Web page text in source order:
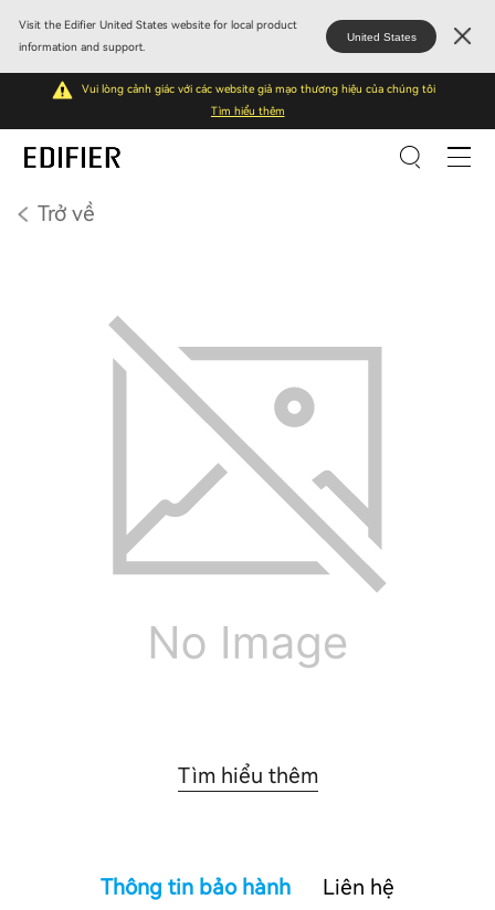
Visit the Edifier United States website for local product
information and support.
United States
Vui lòng cảnh giác với các website giả mạo thương hiệu của chúng tôi
Tìm hiểu thêm
Trở về
Tìm hiểu thêm
Thông tin bảo hành Liên hệ